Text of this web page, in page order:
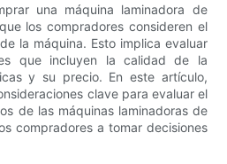
una máquina laminadora de
los compradores consideren el
la máquina. Esto implica evaluar
que incluyen la calidad de la
y su precio. En este artículo,
clave para evaluar el
de las máquinas laminadoras de
compradores a tomar decisiones